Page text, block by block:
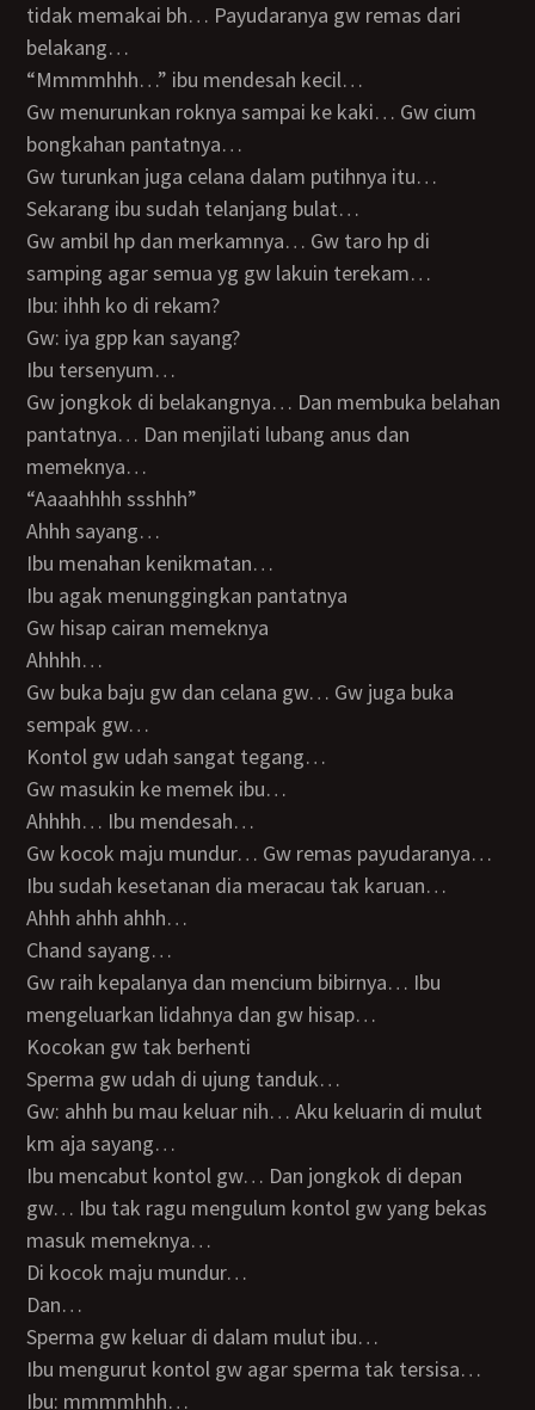
tidak memakai bh… Payudaranya gw remas dari
belakang…
“Mmmmhhh…” ibu mendesah kecil…
Gw menurunkan roknya sampai ke kaki… Gw cium
bongkahan pantatnya…
Gw turunkan juga celana dalam putihnya itu…
Sekarang ibu sudah telanjang bulat…
Gw ambil hp dan merkamnya… Gw taro hp di
samping agar semua yg gw lakuin terekam…
Ibu: ihhh ko di rekam?
Gw: iya gpp kan sayang?
Ibu tersenyum…
Gw jongkok di belakangnya… Dan membuka belahan
pantatnya… Dan menjilati lubang anus dan
memeknya…
“Aaaahhhh ssshhh”
Ahhh sayang…
Ibu menahan kenikmatan…
Ibu agak menunggingkan pantatnya
Gw hisap cairan memeknya
Ahhhh…
Gw buka baju gw dan celana gw… Gw juga buka
sempak gw…
Kontol gw udah sangat tegang…
Gw masukin ke memek ibu…
Ahhhh… Ibu mendesah…
Gw kocok maju mundur… Gw remas payudaranya…
Ibu sudah kesetanan dia meracau tak karuan…
Ahhh ahhh ahhh…
Chand sayang…
Gw raih kepalanya dan mencium bibirnya… Ibu
mengeluarkan lidahnya dan gw hisap…
Kocokan gw tak berhenti
Sperma gw udah di ujung tanduk…
Gw: ahhh bu mau keluar nih… Aku keluarin di mulut
km aja sayang…
Ibu mencabut kontol gw… Dan jongkok di depan
gw… Ibu tak ragu mengulum kontol gw yang bekas
masuk memeknya…
Di kocok maju mundur…
Dan…
Sperma gw keluar di dalam mulut ibu…
Ibu mengurut kontol gw agar sperma tak tersisa…
Ibu: mmmmhhh…